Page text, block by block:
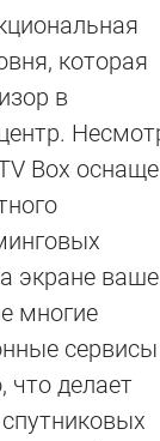
которая
в
Box
экране
многие
сервисы
что делает